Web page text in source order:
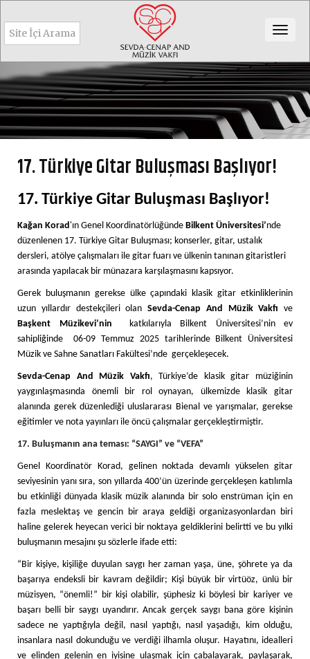
17. Türkiye Gitar Buluşması Başlıyor!
17. Türkiye Gitar Buluşması Başlıyor!
Kağan Korad'ın Genel Koordinatörlüğünde Bilkent Üniversitesi’nde
düzenlenen 17. Türkiye Gitar Buluşması; konserler, gitar, ustalık
dersleri, atölye çalışmaları ile gitar fuarı ve ülkenin tanınan gitaristleri
arasında yapılacak bir münazara karşılaşmasını kapsıyor.
Gerek buluşmanın gerekse ülke çapındaki klasik gitar etkinliklerinin
uzun yıllardır destekçileri olan Sevda-Cenap And Müzik Vakfı ve
Başkent Müzikevi’nin katkılarıyla Bilkent Üniversitesi’nin ev
sahipliğinde 06-09 Temmuz 2025 tarihlerinde Bilkent Üniversitesi
Müzik ve Sahne Sanatları Fakültesi’nde gerçekleşecek.
Sevda-Cenap And Müzik Vakfı, Türkiye’de klasik gitar müziğinin
yaygınlaşmasında önemli bir rol oynayan, ülkemizde klasik gitar
alanında gerek düzenlediği uluslararası Bienal ve yarışmalar, gerekse
eğitimler ve nota yayınları ile öncü çalışmalar gerçekleştirmiştir.
17. Buluşmanın ana teması: “SAYGI” ve “VEFA”
Genel Koordinatör Korad, gelinen noktada devamlı yükselen gitar
seviyesinin yanı sıra, son yıllarda 400’ün üzerinde gerçekleşen katılımla
bu etkinliği dünyada klasik müzik alanında bir solo enstrüman için en
fazla meslektaş ve gencin bir araya geldiği organizasyonlardan biri
haline gelerek heyecan verici bir noktaya geldiklerini belirtti ve bu yılki
buluşmanın mesajını şu sözlerle ifade etti:
“Bir kişiye, kişiliğe duyulan saygı her zaman yaşa, üne, şöhrete ya da
başarıya endeksli bir kavram değildir; Kişi büyük bir virtüöz, ünlü bir
müzisyen, “önemli!” bir kişi olabilir, şüphesiz ki böylesi bir kariyer ve
başarı belli bir saygı uyandırır. Ancak gerçek saygı bana göre kişinin
sadece ne yaptığıyla değil, nasıl yaptığı, nasıl yaşadığı, kim olduğu,
insanlara nasıl dokunduğu ve verdiği ilhamla oluşur. Hayatını, idealleri
ve elinden gelenin en iyisine ulaşmak için çabalayarak, paylaşarak,